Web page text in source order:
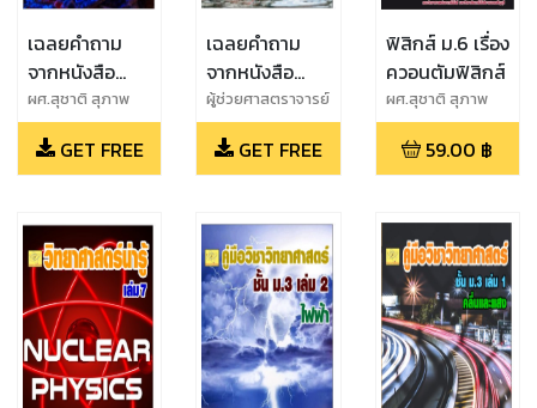
เฉลยคำถาม
จากหนังสือ
ฟิสิกส์ เล่ม 3
ชั้น ม.5 ของ
ผศ.สุชาติ
ผศ.สุชาติ สุภาพ
GET FREE
เฉลยคำถาม
จากหนังสือ
ฟิสิกส์ เล่ม ๑
ชั้นม.๔ ของ
ผศ.สุชาติ
ผู้ช่วยศาสตราจารย์
สุชาติ สุภาพ
GET FREE
ฟิสิกส์ ม.6 เรื่อง
ควอนตัมฟิสิกส์
ผศ.สุชาติ สุภาพ
59.00 ฿